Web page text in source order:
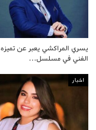
يسري المراكشي يعبر عن تميزه
الفني في مسلسل…
اخبار